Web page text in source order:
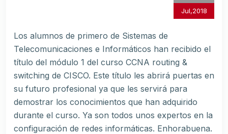
Jul,2018
Los alumnos de primero de Sistemas de
Telecomunicaciones e Informáticos han recibido el
título del módulo 1 del curso CCNA routing &
switching de CISCO. Este título les abrirá puertas en
su futuro profesional ya que les servirá para
demostrar los conocimientos que han adquirido
durante el curso. Ya son todos unos expertos en la
configuración de redes informáticas. Enhorabuena.